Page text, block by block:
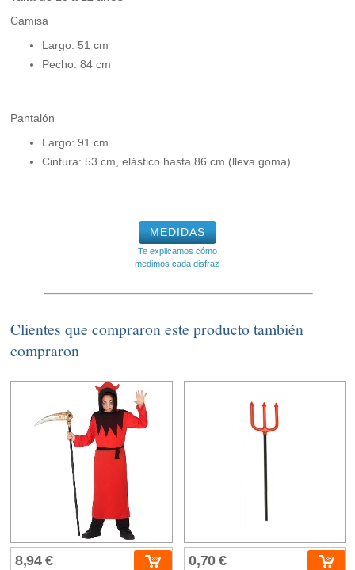
Camisa
Largo: 51 cm
Pecho: 84 cm
Pantalón
Largo: 91 cm
Cintura: 53 cm, elástico hasta 86 cm (lleva goma)
MEDIDAS
Te explicamos cómo
medimos cada disfraz
Clientes que compraron este producto también
compraron
8,94 € 0,70 €